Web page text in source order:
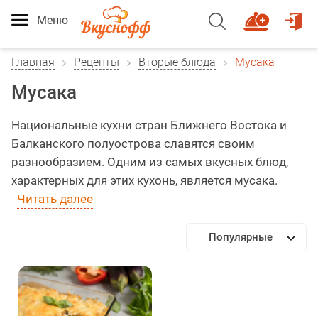
Меню
Главная Рецепты Вторые блюда Мусака
Мусака
Национальные кухни стран Ближнего Востока и
Балканского полуострова славятся своим
разнообразием. Одним из самых вкусных блюд,
характерных для этих кухонь, является мусака.
Читать далее
Популярные